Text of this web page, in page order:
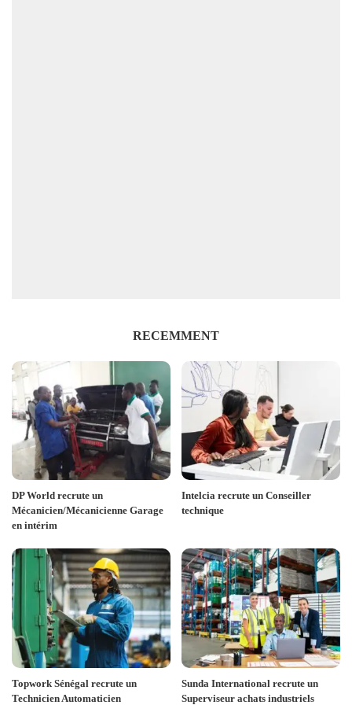
RECEMMENT
DP World recrute un
Mécanicien/Mécanicienne Garage
en intérim
Intelcia recrute un Conseiller
technique
Topwork Sénégal recrute un
Technicien Automaticien
Sunda International recrute un
Superviseur achats industriels